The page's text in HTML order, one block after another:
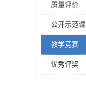
质量评价
公开示范课
教学竞赛
优秀评奖